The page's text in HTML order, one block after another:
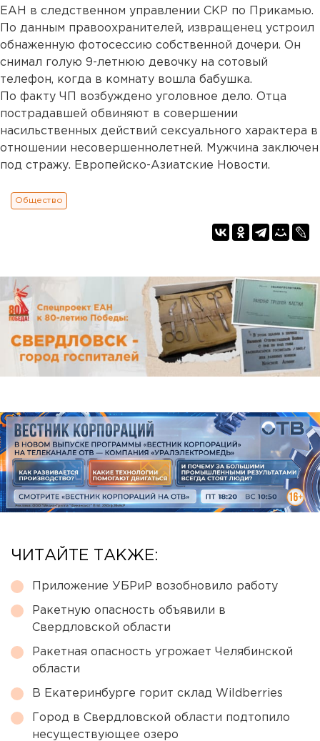
ЕАН в следственном управлении СКР по Прикамью.
По данным правоохранителей, извращенец устроил
обнаженную фотосессию собственной дочери. Он
снимал голую 9-летнюю девочку на сотовый
телефон, когда в комнату вошла бабушка.
По факту ЧП возбуждено уголовное дело. Отца
пострадавшей обвиняют в совершении
насильственных действий сексуального характера в
отношении несовершеннолетней. Мужчина заключен
под стражу. Европейско-Азиатские Новости.
Общество
ЧИТАЙТЕ ТАКЖЕ:
Приложение УБРиР возобновило работу
Ракетную опасность объявили в
Свердловской области
Ракетная опасность угрожает Челябинской
области
В Екатеринбурге горит склад Wildberries
Город в Свердловской области подтопило
несуществующее озеро